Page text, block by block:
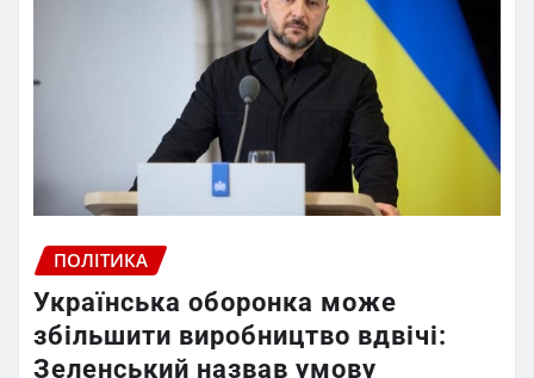
ПОЛІТИКА
Українська оборонка може
збільшити виробництво вдвічі:
Зеленський назвав умову